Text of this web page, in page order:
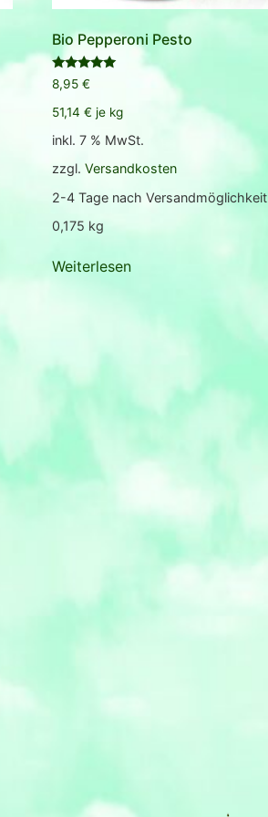
Bio Pepperoni Pesto
Bewertet
mit
von 5
8,95€
51,14€ je kg
inkl. 7 % MwSt.
zzgl.Versandkosten
2-4 Tage nach Versandmöglichkeit
0,175 kg
Weiterlesen